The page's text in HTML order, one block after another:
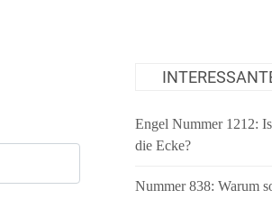
Engel Nummer 1212:
die Ecke?
Nummer 838: Warum